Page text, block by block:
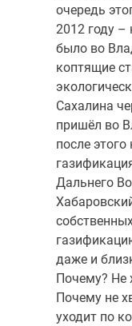
очередь
2012 году
было во
коптящие
Сахалина
пришёл во
после
Дальнего
даже и
Почему? Не
Почему не
уходит по